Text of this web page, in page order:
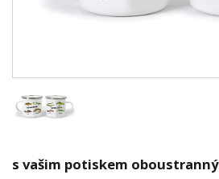
s vašim potiskem oboustranný